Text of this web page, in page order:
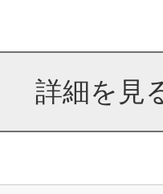
詳細を見